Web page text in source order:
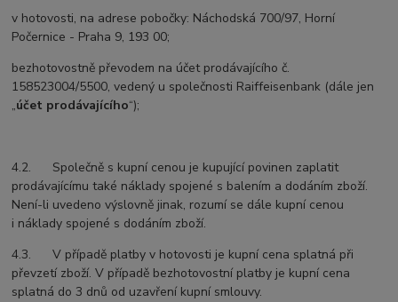
v hotovosti, na adrese pobočky: Náchodská 700/97, Horní
Počernice - Praha 9, 193 00;
bezhotovostně převodem na účet prodávajícího č.
158523004/5500, vedený u společnosti Raiffeisenbank (dále jen
„účet prodávajícího“);
4.2. Společně s kupní cenou je kupující povinen zaplatit
prodávajícímu také náklady spojené s balením a dodáním zboží.
Není-li uvedeno výslovně jinak, rozumí se dále kupní cenou
i náklady spojené s dodáním zboží.
4.3. V případě platby v hotovosti je kupní cena splatná při
převzetí zboží. V případě bezhotovostní platby je kupní cena
splatná do 3 dnů od uzavření kupní smlouvy.